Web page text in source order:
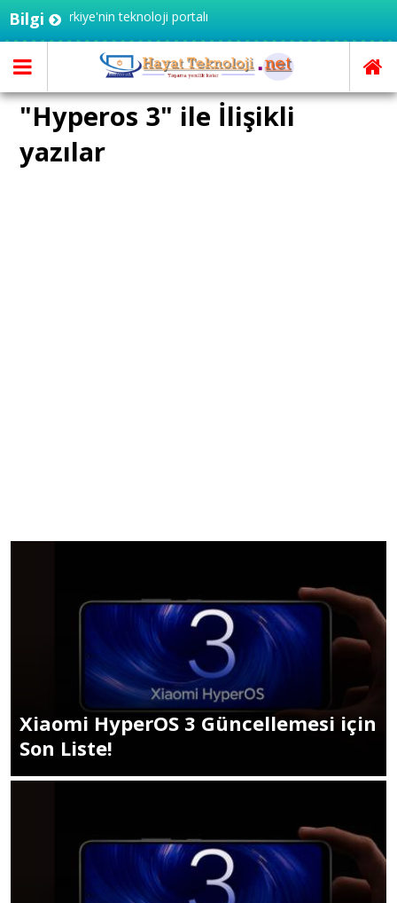
Bilgi
Türkiye'nin teknoloji portalı
"Hyperos 3" ile İlişikli
yazılar
Xiaomi HyperOS 3 Güncellemesi için
Son Liste!